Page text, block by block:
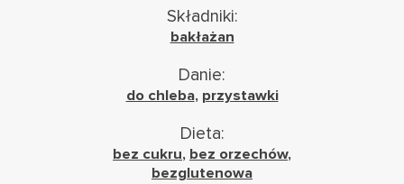
Składniki:
bakłażan
Danie:
do chleba, przystawki
Dieta:
bez cukru, bez orzechów,
bezglutenowa